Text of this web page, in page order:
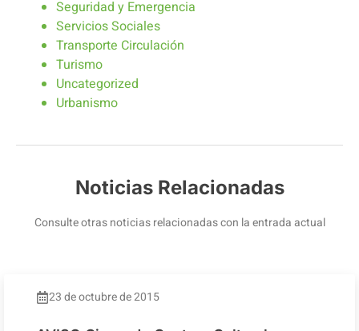
Seguridad y Emergencia
Servicios Sociales
Transporte Circulación
Turismo
Uncategorized
Urbanismo
Noticias Relacionadas
Consulte otras noticias relacionadas con la entrada actual
23 de octubre de 2015